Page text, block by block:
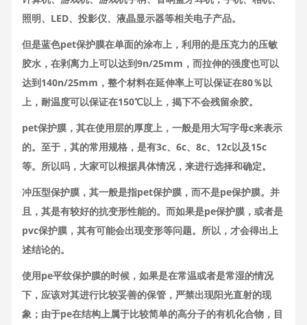
照明、LED、投影仪、液晶显示器等相关电子产品。
但是蓝色pet保护膜在单面的涂布上，利用的是压克力的压敏
胶水，在剥离力上可以达到9n/25mm，而拉伸的强度也可以
达到140n/25mm，整个材料在延伸率上可以保证在80％以
上，耐温度可以保证在150℃以上，揭下不会残留余胶。
pet保护膜，其在使用层的厚度上，一般是用大写字母c来表示
的。至于，其的常用规格，是有3c、6c、8c、12c以及15c
等。所以吗，大家可以根据具体情况，来进行选择和确定。
冲压型保护膜，其一般是指pet保护膜，而不是pe保护膜。并
且，其是有较好的抗变形性能的。而如果是pe保护膜，或者是
pvc保护膜，其有可能会出现变形等问题。所以，才会得出上
述结论的。
使用pe平纹保护膜的时候，如果是在常温或者是常湿的情况
下，应该对其进行比较妥善的保管，严禁出现阳光直射的现
象；由于pe在结构上属于比较简单的高分子的有机化合物，目